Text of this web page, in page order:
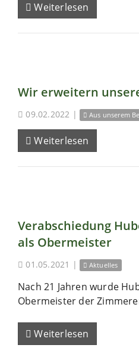
Weiterlesen
Wir erweitern
09.02.2022 | Aus unserem
Weiterlesen
Verabschiedung
als Obermeister
01.05.2021 | Aktuelles
Nach 21 Jahren wurde
Obermeister der
Weiterlesen